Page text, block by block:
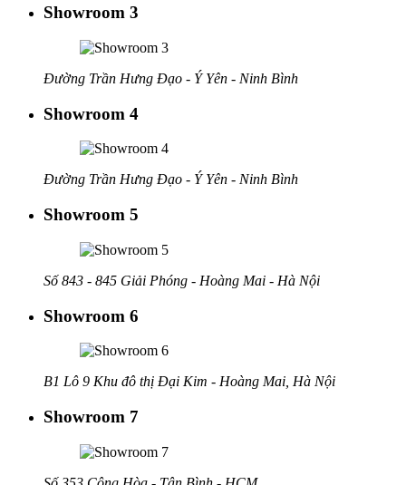
Showroom 3
Đường Trần Hưng Đạo - Ý Yên - Ninh Bình
Showroom 4
Đường Trần Hưng Đạo - Ý Yên - Ninh Bình
Showroom 5
Số 843 - 845 Giải Phóng - Hoàng Mai - Hà Nội
Showroom 6
B1 Lô 9 Khu đô thị Đại Kim - Hoàng Mai, Hà Nội
Showroom 7